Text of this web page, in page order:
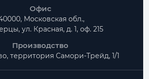
Офис
Московская обл.,
ул. Красная, д. 1, оф. 215
Производство
территория Самори-Трейд, 1/1